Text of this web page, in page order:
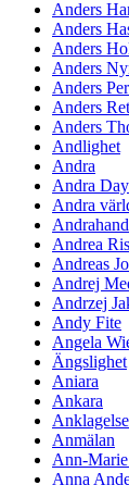
Anders
Anders
Anders
Anders
Anders
Anders
Anders
Andlighet
Andra
Andra Day
Andra
Andrea
Andreas
Andrej
Andrzej
Andy Fite
Angela
Ängslighet
Aniara
Ankara
Anmälan
Ann-
Anna